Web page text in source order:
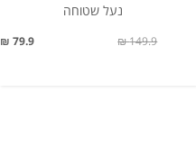
נעל שטוחה
79.9 ₪ 149.9 ₪